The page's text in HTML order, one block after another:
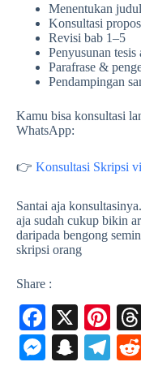
Menentukan
Konsultasi
Revisi bab 1–5
Penyusunan tesis
Parafrase &
Pendampingan
Kamu bisa konsultasi
WhatsApp:
👉 Konsultasi Skripsi
Santai aja
aja sudah cukup bikin
daripada bengong
skripsi orang
Share :
Fa
ce
bo
X
Pi
nt
er
M
S
Te